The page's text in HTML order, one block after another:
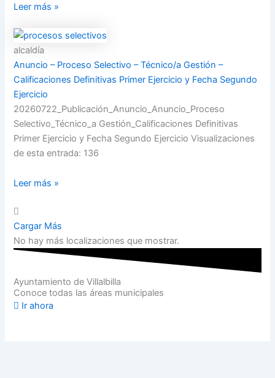
Leer más »
alcaldía
Anuncio – Proceso Selectivo – Técnico/a Gestión –
Calificaciones Definitivas Primer Ejercicio y Fecha Segundo
Ejercicio
20260722_Publicación_Anuncio_Anuncio_Proceso
Selectivo_Técnico_a Gestión_Calificaciones Definitivas
Primer Ejercicio y Fecha Segundo Ejercicio Visualizaciones
de esta entrada: 136
Leer más »
Cargar Más
No hay más localizaciones que mostrar.
Ayuntamiento de Villalbilla
Conoce todas las áreas municipales
Ir ahora